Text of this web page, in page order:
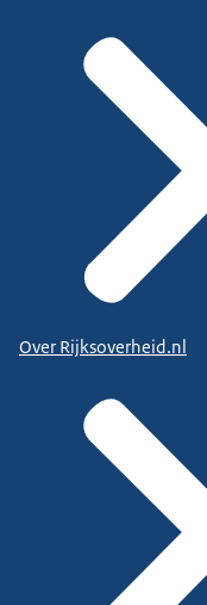
Over Rijksoverheid.nl